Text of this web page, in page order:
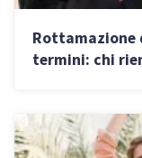
Rottamazione
termini: chi